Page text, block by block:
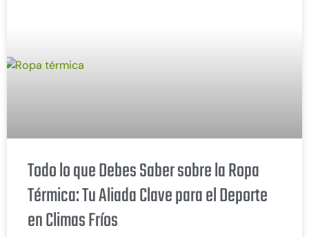
Todo lo que Debes Saber sobre la Ropa
Térmica: Tu Aliada Clave para el Deporte
en Climas Fríos